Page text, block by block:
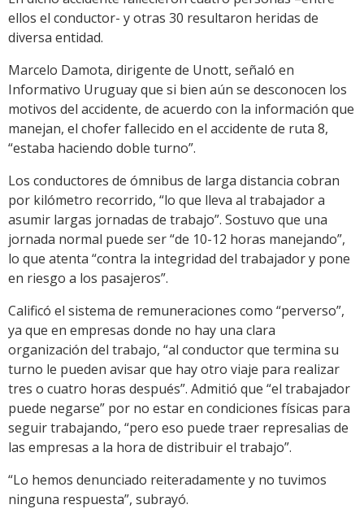
ellos el conductor- y otras 30 resultaron heridas de
diversa entidad.
Marcelo Damota, dirigente de Unott, señaló en
Informativo Uruguay que si bien aún se desconocen los
motivos del accidente, de acuerdo con la información que
manejan, el chofer fallecido en el accidente de ruta 8,
“estaba haciendo doble turno”.
Los conductores de ómnibus de larga distancia cobran
por kilómetro recorrido, “lo que lleva al trabajador a
asumir largas jornadas de trabajo”. Sostuvo que una
jornada normal puede ser “de 10-12 horas manejando”,
lo que atenta “contra la integridad del trabajador y pone
en riesgo a los pasajeros”.
Calificó el sistema de remuneraciones como “perverso”,
ya que en empresas donde no hay una clara
organización del trabajo, “al conductor que termina su
turno le pueden avisar que hay otro viaje para realizar
tres o cuatro horas después”. Admitió que “el trabajador
puede negarse” por no estar en condiciones físicas para
seguir trabajando, “pero eso puede traer represalias de
las empresas a la hora de distribuir el trabajo”.
“Lo hemos denunciado reiteradamente y no tuvimos
ninguna respuesta”, subrayó.